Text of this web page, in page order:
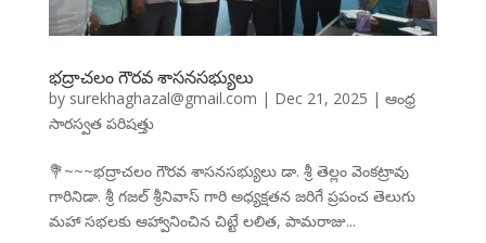
భద్రాచలం గౌరవ శాసనసభ్యులు
by surekhaghazal@gmail.com | Dec 21, 2025 | ఆంధ్ర
సారస్వత పరిషత్తు
💐~~~భద్రాచలం గౌరవ శాసనసభ్యులు డా. శ్రీ తెల్లం వెంకట్రావు
గారినిడా. శ్రీ గజల్ శ్రీనివాస్ గారి అధ్యక్షతన జరిగే ప్రపంచ తెలుగు
మహా సభలకు ఆహ్వానించిన చిట్టే లలిత, పామరాజు...